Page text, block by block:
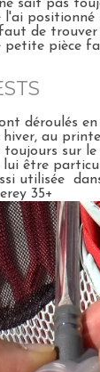
sait pas
l'ai positionné
de trouver
petite pièce
déroulés
hiver, au
sur le
lui être
utilisée
35+